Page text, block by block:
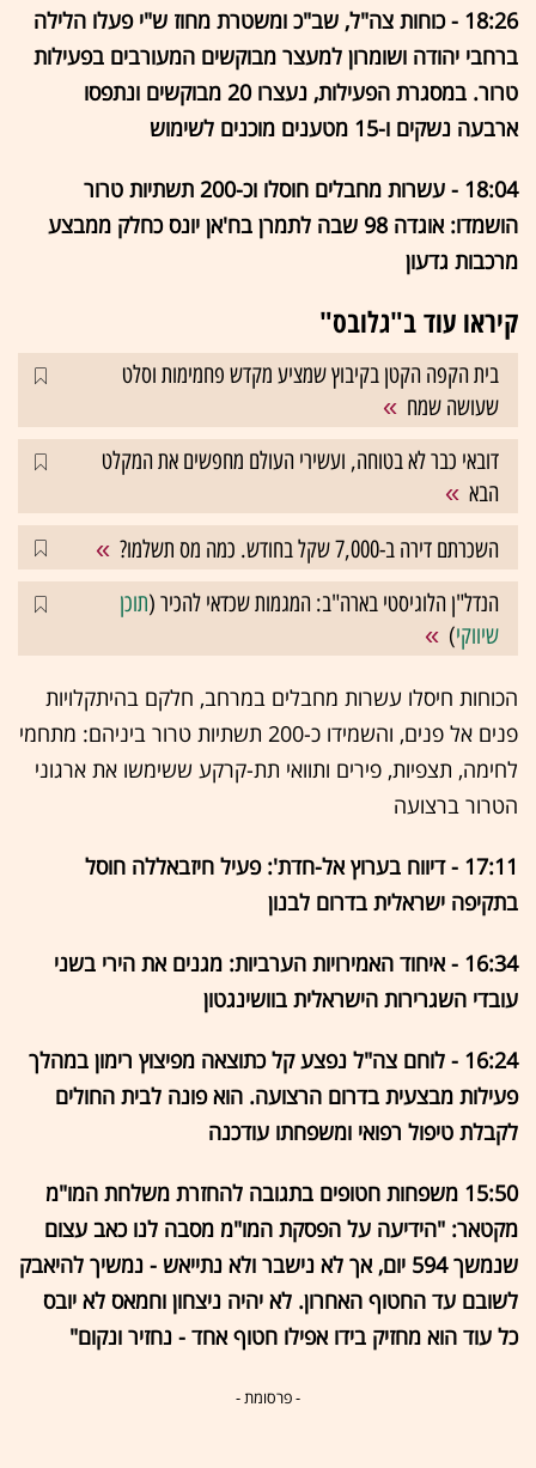
18:26 - כוחות צה"ל, שב"כ ומשטרת מחוז ש"י פעלו הלילה
ברחבי יהודה ושומרון למעצר מבוקשים המעורבים בפעילות
טרור. במסגרת הפעילות, נעצרו 20 מבוקשים ונתפסו
ארבעה נשקים ו-15 מטענים מוכנים לשימוש
18:04 - עשרות מחבלים חוסלו וכ-200 תשתיות טרור
הושמדו: אוגדה 98 שבה לתמרן בח'אן יונס כחלק ממבצע
מרכבות גדעון
קיראו עוד ב"גלובס"
בית הקפה הקטן בקיבוץ שמציע מקדש פחמימות וסלט
שעושה שמח
דובאי כבר לא בטוחה, ועשירי העולם מחפשים את המקלט
הבא
השכרתם דירה ב-7,000 שקל בחודש. כמה מס תשלמו?
הנדל"ן הלוגיסטי בארה"ב: המגמות שכדאי להכיר (תוכן
שיווקי)
הכוחות חיסלו עשרות מחבלים במרחב, חלקם בהיתקלויות
פנים אל פנים, והשמידו כ-200 תשתיות טרור ביניהם: מתחמי
לחימה, תצפיות, פירים ותוואי תת-קרקע ששימשו את ארגוני
הטרור ברצועה
17:11 - דיווח בערוץ אל-חדת': פעיל חיזבאללה חוסל
בתקיפה ישראלית בדרום לבנון
16:34 - איחוד האמירויות הערביות: מגנים את הירי בשני
עובדי השגרירות הישראלית בוושינגטון
16:24 - לוחם צה"ל נפצע קל כתוצאה מפיצוץ רימון במהלך
פעילות מבצעית בדרום הרצועה. הוא פונה לבית החולים
לקבלת טיפול רפואי ומשפחתו עודכנה
15:50 משפחות חטופים בתגובה להחזרת משלחת המו"מ
מקטאר: "הידיעה על הפסקת המו"מ מסבה לנו כאב עצום
שנמשך 594 יום, אך לא נישבר ולא נתייאש - נמשיך להיאבק
לשובם עד החטוף האחרון. לא יהיה ניצחון וחמאס לא יובס
כל עוד הוא מחזיק בידו אפילו חטוף אחד - נחזיר ונקום"
- פרסומת -